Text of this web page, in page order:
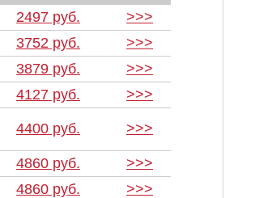
2497 руб.
>>>
3752 руб.
>>>
3879 руб.
>>>
4127 руб.
>>>
4400 руб. >>>
4860 руб.
>>>
4860 руб.
>>>